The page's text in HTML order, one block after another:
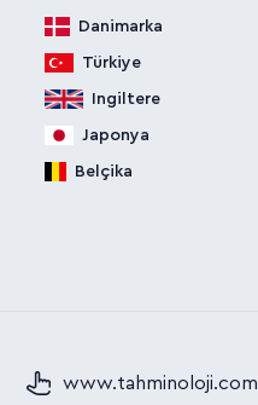
Danimarka
Türkiye
Ingiltere
Japonya
Belçika
www.tahminoloji.com